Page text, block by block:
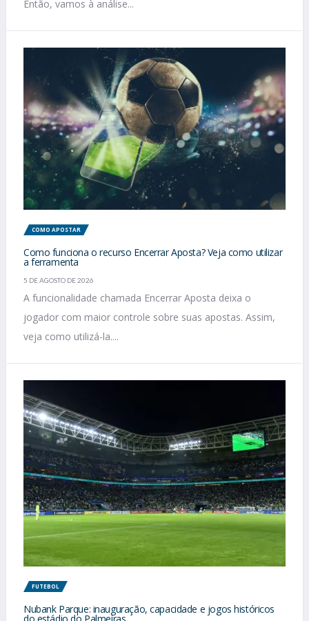
Então, vamos à análise...
COMO APOSTAR
Como funciona o recurso Encerrar Aposta? Veja como utilizar
a ferramenta
5 DE AGOSTO DE 2026
A funcionalidade chamada Encerrar Aposta deixa o
jogador com maior controle sobre suas apostas. Assim,
veja como utilizá-la....
FUTEBOL
Nubank Parque: inauguração, capacidade e jogos históricos